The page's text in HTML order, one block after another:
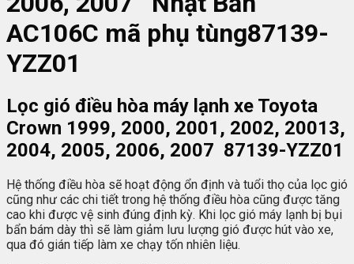
AC106C mã phụ tùng87139-
YZZ01
Lọc gió điều hòa máy lạnh xe Toyota
Crown 1999, 2000, 2001, 2002, 20013,
2004, 2005, 2006, 2007 87139-YZZ01
Hệ thống điều hòa sẽ hoạt động ổn định và tuổi thọ của lọc gió
cũng như các chi tiết trong hệ thống điều hòa cũng được tăng
cao khi được vệ sinh đúng định kỳ. Khi lọc gió máy lạnh bị bụi
bẩn bám dày thì sẽ làm giảm lưu lượng gió được hút vào xe,
qua đó gián tiếp làm xe chạy tốn nhiên liệu.